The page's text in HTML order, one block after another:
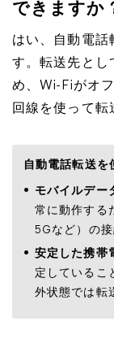
できますか
はい、自動電話
す。転送先とし
め、Wi-Fiがオ
回線を使って転
自動電話転送を
モバイルデー
常に動作する
5Gなど）の接
安定した携帯
定しているこ
外状態では転